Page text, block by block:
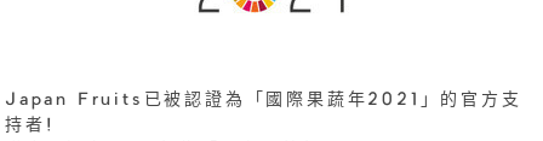
Japan Fruits已被認證為「國際果蔬年2021」的官方支
持者!